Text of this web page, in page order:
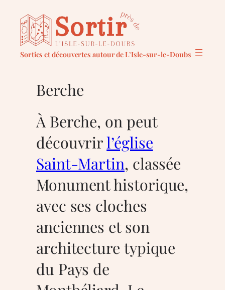
contenu
Sorties et découvertes autour de L’Isle-sur-le-Doubs
Berche
À Berche, on peut
découvrirl’église
Saint‑Martin, classée
Monument historique,
avec ses cloches
anciennes et son
architecture typique
du Pays de